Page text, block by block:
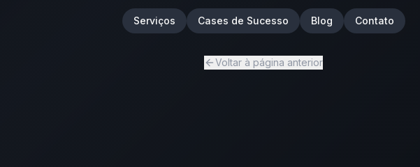
Serviços Cases de Sucesso Blog Contato
Voltar à página anterior